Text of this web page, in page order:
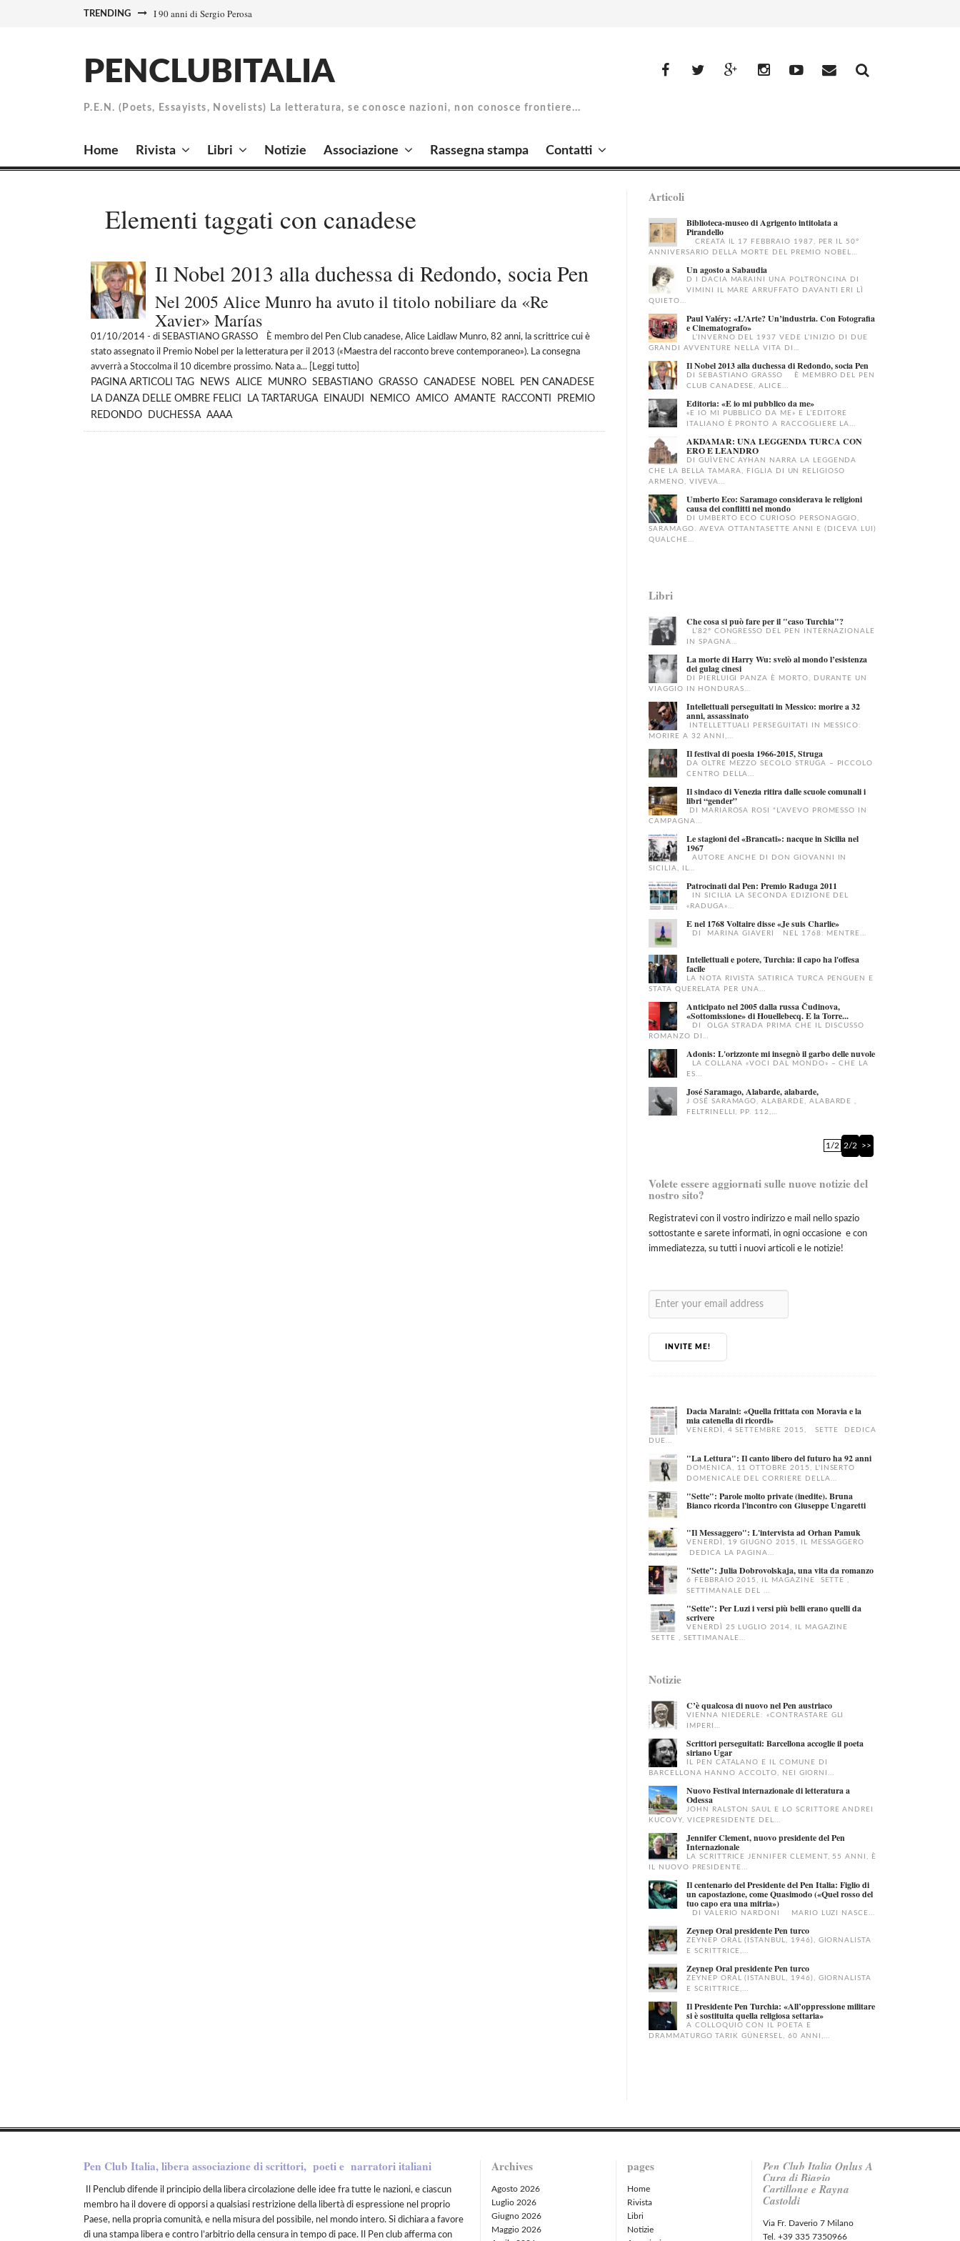
TRENDING I 90 anni di Sergio Perosa
PENCLUBITALIA
P.E.N. (Poets, Essayists, Novelists) La letteratura, se conosce nazioni, non conosce frontiere...
facebook
TwitterGoogle+InstagramYouTube
Email
Home Rivista Libri Notizie Associazione Rassegna stampa Contatti
Elementi taggati con canadese
Il Nobel 2013 alla duchessa di Redondo, socia Pen
Nel 2005 Alice Munro ha avuto il titolo nobiliare da «Re
Xavier» Marías
01/10/2014 - di SEBASTIANO GRASSO È membro del Pen Club canadese, Alice Laidlaw Munro, 82 anni, la scrittrice cui è
stato assegnato il Premio Nobel per la letteratura per il 2013 («Maestra del racconto breve contemporaneo»). La consegna
avverrà a Stoccolma il 10 dicembre prossimo. Nata a... [
Leggi tutto
PAGINA ARTICOLI TAG NEWS ALICE MUNRO SEBASTIANO GRASSO CANADESE NOBEL
PEN CANADESE
LA DANZA DELLE OMBRE FELICI
LA TARTARUGA EINAUDI NEMICO AMICO AMANTE RACCONTI
PREMIO
REDONDO
DUCHESSA AAAA
Articoli
Biblioteca-museo di Agrigento intitolata a
Pirandello
CREATA IL 17 FEBBRAIO 1987, PER IL 50°
ANNIVERSARIO DELLA MORTE DEL PREMIO NOBEL...
Un agosto a Sabaudia
D I DACIA MARAINI UNA POLTRONCINA DI
VIMINI IL MARE ARRUFFATO DAVANTI ERI LÌ
QUIETO...
Paul Valéry: «L’Arte? Un’industria. Con Fotografia
e Cinematografo»
L’INVERNO DEL 1937 VEDE L’INIZIO DI DUE
GRANDI AVVENTURE NELLA VITA DI...
Il Nobel 2013 alla duchessa di Redondo, socia Pen
DI SEBASTIANO GRASSO È MEMBRO DEL PEN
CLUB CANADESE, ALICE...
Editoria: «E io mi pubblico da me»
«E IO MI PUBBLICO DA ME» E L’EDITORE
ITALIANO È PRONTO A RACCOGLIERE LA...
AKDAMAR: UNA LEGGENDA TURCA CON
ERO E LEANDRO
DI GUÌVENC AYHAN NARRA LA LEGGENDA
CHE LA BELLA TAMARA, FIGLIA DI UN RELIGIOSO
ARMENO, VIVEVA...
Umberto Eco: Saramago considerava le religioni
causa dei conflitti nel mondo
DI UMBERTO ECO CURIOSO PERSONAGGIO,
SARAMAGO. AVEVA OTTANTASETTE ANNI E (DICEVA LUI)
QUALCHE...
Libri
Che cosa si può fare per il "caso Turchia"?
L’82° CONGRESSO DEL PEN INTERNAZIONALE
IN SPAGNA...
La morte di Harry Wu: svelò al mondo l’esistenza
dei gulag cinesi
DI PIERLUIGI PANZA È MORTO, DURANTE UN
VIAGGIO IN HONDURAS...
Intellettuali perseguitati in Messico: morire a 32
anni, assassinato
INTELLETTUALI PERSEGUITATI IN MESSICO:
MORIRE A 32 ANNI,...
Il festival di poesia 1966-2015, Struga
DA OLTRE MEZZO SECOLO STRUGA – PICCOLO
CENTRO DELLA...
Il sindaco di Venezia ritira dalle scuole comunali i
libri “gender”
DI MARIAROSA ROSI "L’AVEVO PROMESSO IN
CAMPAGNA...
Le stagioni del «Brancati»: nacque in Sicilia nel
1967
AUTORE ANCHE DI DON GIOVANNI IN
SICILIA, IL...
Patrocinati dal Pen: Premio Raduga 2011
IN SICILIA LA SECONDA EDIZIONE DEL
«RADUGA»...
E nel 1768 Voltaire disse «Je suis Charlie»
DI MARINA GIAVERI NEL 1768: MENTRE...
Intellettuali e potere, Turchia: il capo ha l'offesa
facile
LA NOTA RIVISTA SATIRICA TURCA PENGUEN E
STATA QUERELATA PER UNA...
Anticipato nel 2005 dalla russa Čudinova,
«Sottomissione» di Houellebecq. E la Torre...
DI OLGA STRADA PRIMA CHE IL DISCUSSO
ROMANZO DI...
Adonis: L'orizzonte mi insegnò il garbo delle nuvole
LA COLLANA «VOCI DAL MONDO» – CHE LA
ES...
José Saramago, Alabarde, alabarde,
J OSÉ SARAMAGO, ALABARDE, ALABARDE ,
FELTRINELLI, PP. 112,...
1/2 2/2 >>
Volete essere aggiornati sulle nuove notizie del
nostro sito?
Registratevi con il vostro indirizzo e mail nello spazio
sottostante e sarete informati, in ogni occasione e con
immediatezza, su tutti i nuovi articoli e le notizie!
INVITE ME!
Dacia Maraini: «Quella frittata con Moravia e la
mia catenella di ricordi»
VENERDÌ, 4 SETTEMBRE 2015, SETTE DEDICA
DUE...
"La Lettura": Il canto libero del futuro ha 92 anni
DOMENICA, 11 OTTOBRE 2015, L'INSERTO
DOMENICALE DEL CORRIERE DELLA...
"Sette": Parole molto private (inedite). Bruna
Bianco ricorda l'incontro con Giuseppe Ungaretti
"Il Messaggero": L'intervista ad Orhan Pamuk
VENERDÌ, 19 GIUGNO 2015, IL MESSAGGERO
DEDICA LA PAGINA...
"Sette": Julia Dobrovolskaja, una vita da romanzo
6 FEBBRAIO 2015, IL MAGAZINE SETTE ,
SETTIMANALE DEL ...
"Sette": Per Luzi i versi più belli erano quelli da
scrivere
VENERDÌ 25 LUGLIO 2014, IL MAGAZINE
SETTE , SETTIMANALE...
Notizie
C’è qualcosa di nuovo nel Pen austriaco
VIENNA NIEDERLE: «CONTRASTARE GLI
IMPERI...
Scrittori perseguitati: Barcellona accoglie il poeta
siriano Ugar
IL PEN CATALANO E IL COMUNE DI
BARCELLONA HANNO ACCOLTO, NEI GIORNI...
Nuovo Festival internazionale di letteratura a
Odessa
JOHN RALSTON SAUL E LO SCRITTORE ANDREI
KUCOVY, VICEPRESIDENTE DEL...
Jennifer Clement, nuovo presidente del Pen
Internazionale
LA SCRITTRICE JENNIFER CLEMENT, 55 ANNI, È
IL NUOVO PRESIDENTE...
Il centenario del Presidente del Pen Italia: Figlio di
un capostazione, come Quasimodo («Quel rosso del
tuo capo era una mitria»)
DI VALERIO NARDONI MARIO LUZI NASCE...
Zeynep Oral presidente Pen turco
ZEYNEP ORAL (ISTANBUL, 1946), GIORNALISTA
E SCRITTRICE,...
Zeynep Oral presidente Pen turco
ZEYNEP ORAL (ISTANBUL, 1946), GIORNALISTA
E SCRITTRICE,...
Il Presidente Pen Turchia: «All’oppressione militare
si è sostituita quella religiosa settaria»
A COLLOQUIO CON IL POETA E
DRAMMATURGO TARIK GÜNERSEL, 60 ANNI,...
Pen Club Italia, libera associazione di scrittori, poeti e narratori italiani
Il Penclub difende il principio della libera circolazione delle idee fra tutte le nazioni, e ciascun
membro ha il dovere di opporsi a qualsiasi restrizione della libertà di espressione nel proprio
Paese, nella propria comunità, e nella misura del possibile, nel mondo intero. Si dichiara a favore
di una stampa libera e contro l’arbitrio della censura in tempo di pace. Il Pen club afferma con
Archives
Agosto 2026
Luglio 2026
Giugno 2026
Maggio 2026
pages
Home
Rivista
Libri
Notizie
Pen Club Italia Onlus A
Cura di Biagio
Cartillone e Rayna
Castoldi
Via Fr. Daverio 7 Milano
Tel. +39 335 7350966